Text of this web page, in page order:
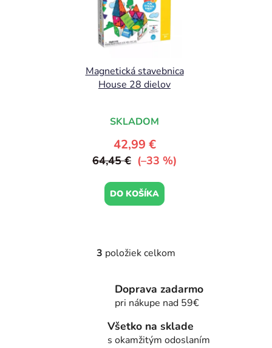
Magnetická stavebnica
House 28 dielov
SKLADOM
42,99 €
64,45 € (–33 %)
DO KOŠÍKA
O
l
á
d
a
c
3 položiek celkom
Doprava zadarmo
pri nákupe nad 59€
Všetko na sklade
s okamžitým odoslaním